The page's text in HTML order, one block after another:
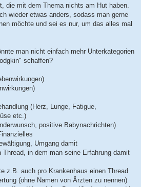
die mit dem Thema nichts am Hut haben.
wieder etwas anders, sodass man gerne
möchte und sei es nur, um das alles mal
man nicht einfach mehr Unterkategorien
schaffen?
(Herz, Lunge, Fatigue,
etc.)
positive Babynachrichten)
Umgang damit
in dem man seine Erfahrung damit
z.B. auch pro Krankenhaus einen Thread
(ohne Namen von Ärzten zu nennen)